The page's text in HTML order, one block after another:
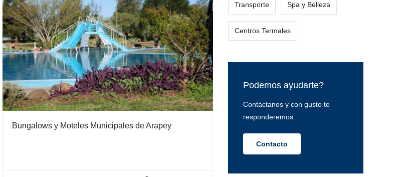
Bungalows y Moteles Municipales de Arapey
Transporte Spa y Belleza
Centros Termales
Podemos ayudarte?
Contáctanos y con gusto te
responderemos.
Contacto